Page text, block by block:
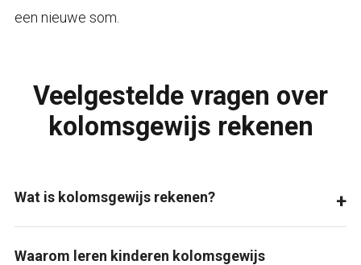
een nieuwe som.
Veelgestelde vragen over
kolomsgewijs rekenen
Wat is kolomsgewijs rekenen?
Waarom leren kinderen kolomsgewijs